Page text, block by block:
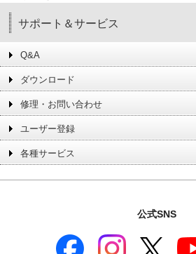
サポート＆サービス
Q&A
ダウンロード
修理・お問い合わせ
ユーザー登録
各種サービス
公式SNS